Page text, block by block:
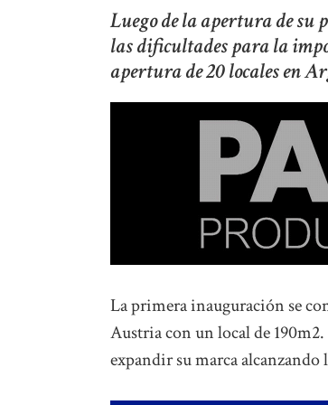
Luego de la apertura de
las dificultades para la
apertura de 20 locales en
La primera inauguración se
Austria con un local de
expandir su marca alcanzando